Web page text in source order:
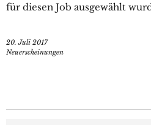
für diesen Job ausgewählt
20. Juli 2017
Neuerscheinungen